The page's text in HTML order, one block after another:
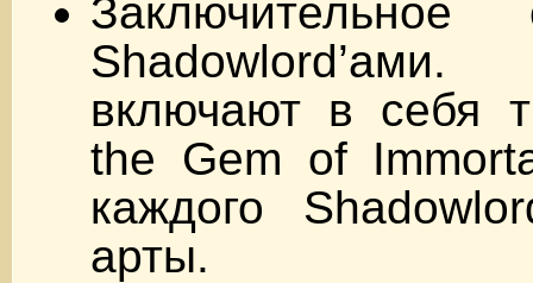
включают в себя
the Gem of
каждого
арты.